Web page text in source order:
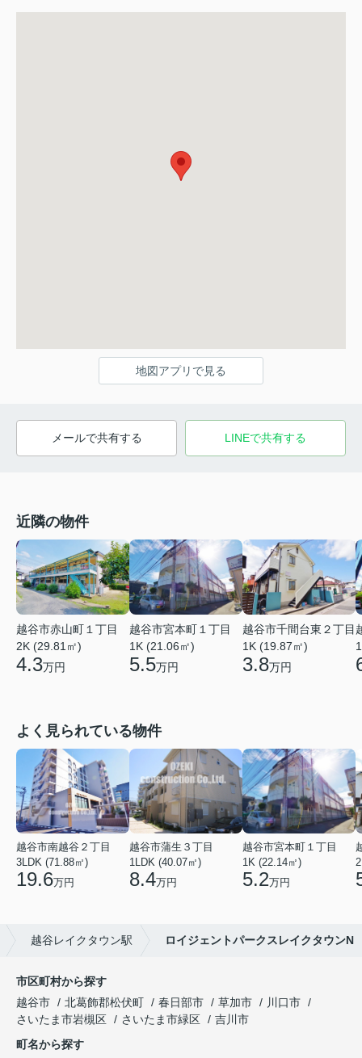
地図アプリで見る
メールで共有する LINEで共有する
近隣の物件
越谷市赤山町１丁目
2K (29.81㎡)
4.3万円
越谷市宮本町１丁目
1K (21.06㎡)
5.5万円
越谷市千間台東２丁目
1K (19.87㎡)
3.8万円
よく見られている物件
越谷市南越谷２丁目
3LDK (71.88㎡)
19.6万円
越谷市蒲生３丁目
1LDK (40.07㎡)
8.4万円
越谷市宮本町１丁目
1K (22.14㎡)
5.2万円
越谷レイクタウン駅 ロイジェントパークスレイクタウンN
市区町村から探す
越谷市
北葛飾郡松伏町 春日部市 草加市
川口市
さいたま市岩槻区
さいたま市緑区
吉川市
町名から探す